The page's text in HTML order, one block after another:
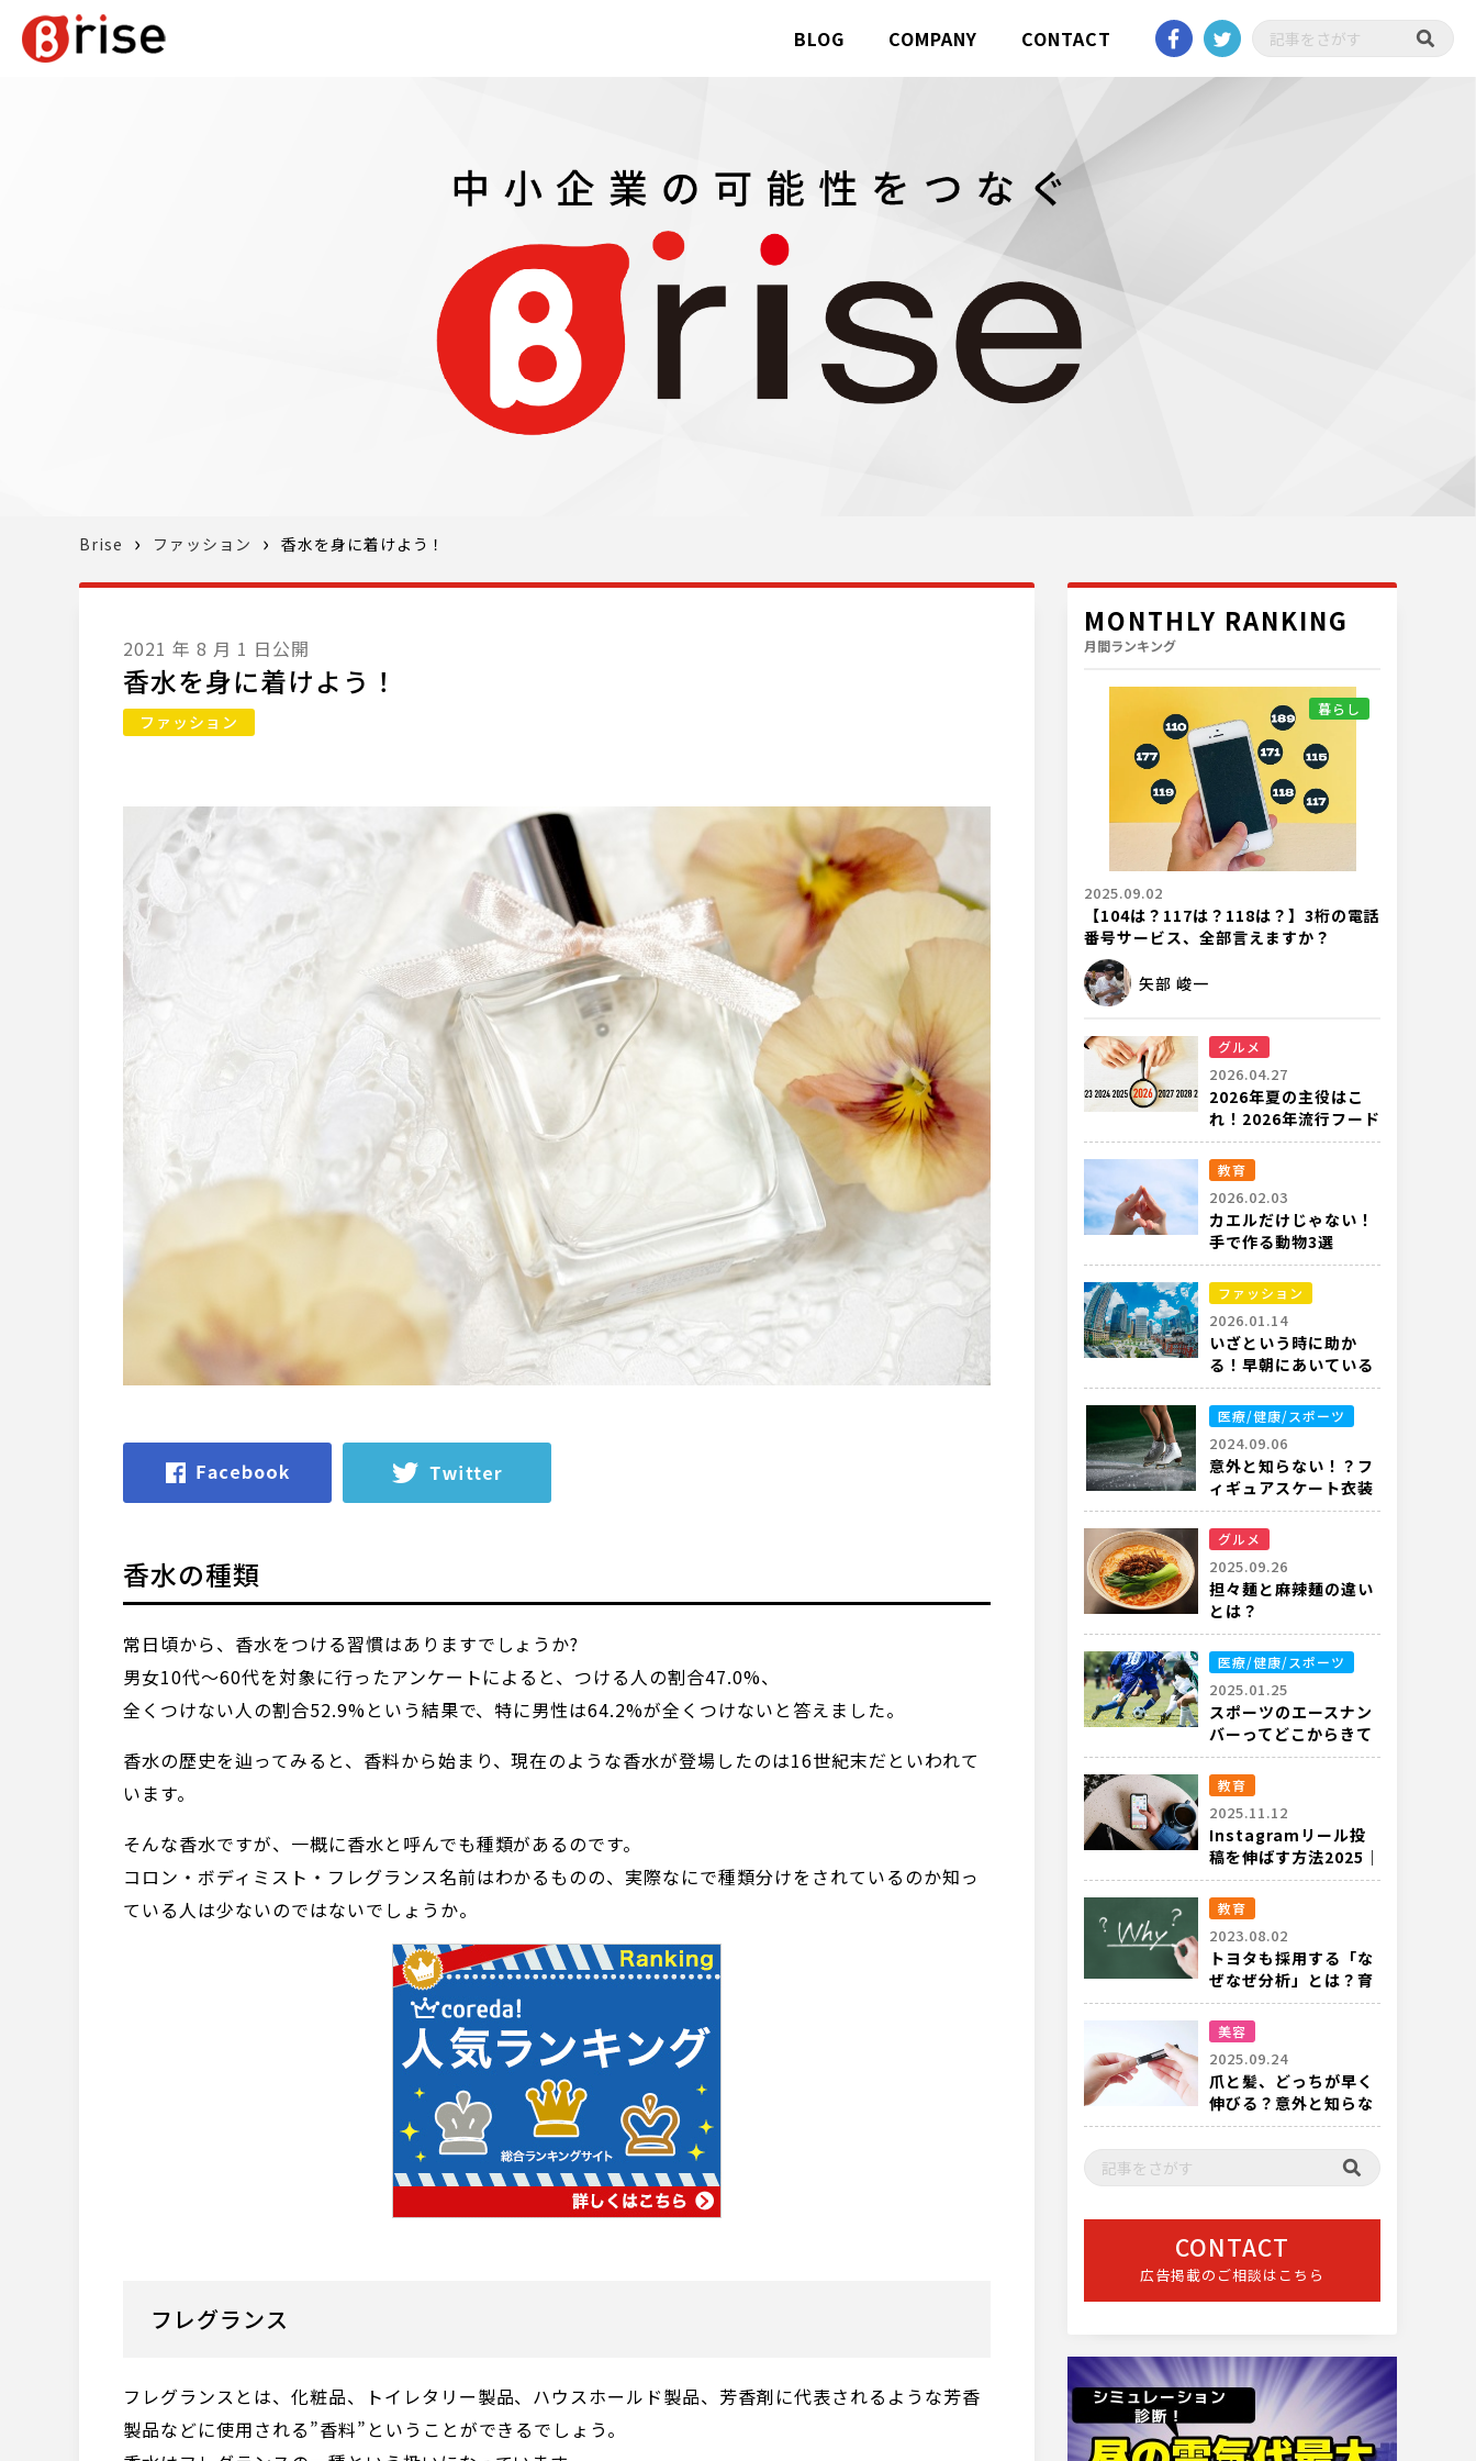
BLOG COMPANY CONTACT
Brise ファッション 香水を身に着けよう！
2021 年 8 月 1 日公開
香水を身に着けよう！
ファッション
香水の種類
常日頃から、香水をつける習慣はありますでしょうか?
男女10代～60代を対象に行ったアンケートによると、つける人の割合47.0%、
全くつけない人の割合52.9%という結果で、特に男性は64.2%が全くつけないと答えました。
香水の歴史を辿ってみると、香料から始まり、現在のような香水が登場したのは16世紀末だといわれて
います。
そんな香水ですが、一概に香水と呼んでも種類があるのです。
コロン・ボディミスト・フレグランス名前はわかるものの、実際なにで種類分けをされているのか知っ
ている人は少ないのではないでしょうか。
フレグランス
フレグランスとは、化粧品、トイレタリー製品、ハウスホールド製品、芳香剤に代表されるような芳香
製品などに使用される”香料”ということができるでしょう。
MONTHLY RANKING
月間ランキング
暮らし
2025.09.02
【104は？117は？118は？】3桁の電話
番号サービス、全部言えますか？
矢部 峻一
グルメ
2026.04.27
2026年夏の主役はこ
れ！2026年流行フード
完全ガイド
教育
2026.02.03
カエルだけじゃない！
手で作る動物3選
ファッション
2026.01.14
いざという時に助か
る！早朝にあいている
都内の衣料品店
医療/健康/スポーツ
2024.09.06
意外と知らない！？フ
ィギュアスケート衣装
のルールや重要性と
は？
グルメ
2025.09.26
担々麺と麻辣麺の違い
とは？
医療/健康/スポーツ
2025.01.25
スポーツのエースナン
バーってどこからきて
るの？
教育
2025.11.12
Instagramリール投
稿を伸ばす方法2025｜
最新アルゴリズムと実
践テクニック
教育
2023.08.02
トヨタも採用する「な
ぜなぜ分析」とは？育
成の現場でも有効
美容
2025.09.24
爪と髪、どっちが早く
伸びる？意外と知らな
い成長スピードの話
CONTACT
広告掲載のご相談はこちら